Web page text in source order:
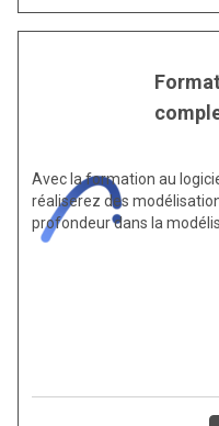
Avec la formation au
réaliserez des
profondeur dans la